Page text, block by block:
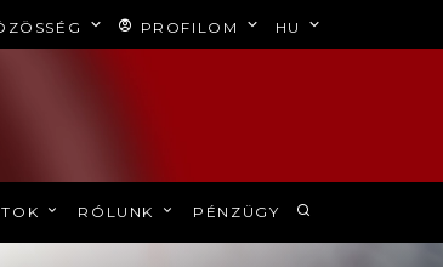
PROFILOM HU
RÓLUNK PÉNZÜGY